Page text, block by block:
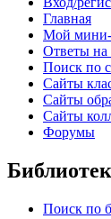
Главная
Мой мини-
Ответы на
Поиск по
Сайты
Сайты
Сайты
Форумы
Поиск по